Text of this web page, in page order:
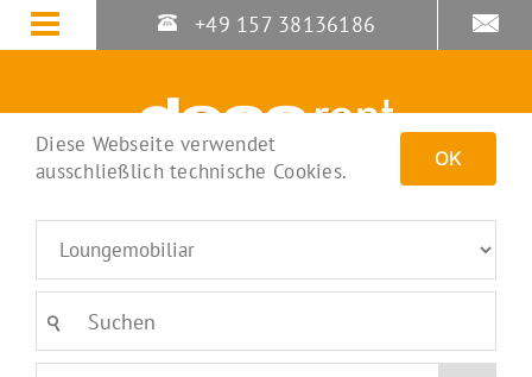
Zum
Inhalt
+49 157 38136186
Diese Webseite verwendet
ausschließlich technische Cookies.
OK